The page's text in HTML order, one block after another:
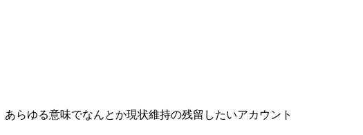
あらゆる意味でなんとか現状維持の残留したいアカウント